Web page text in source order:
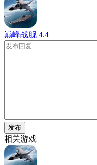
巅峰战舰 4.4
发布
相关游戏